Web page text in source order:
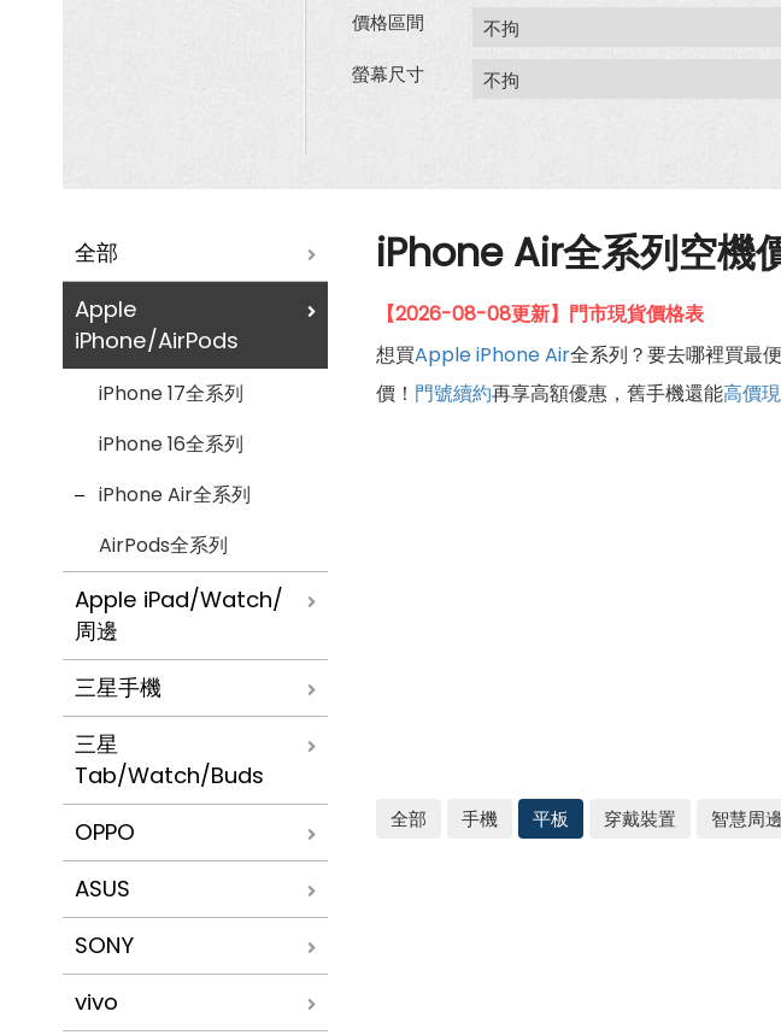
價格區間
螢幕尺寸
全部
Apple
iPhone/AirPods
iPhone 17全系列
iPhone 16全系列
iPhone Air全系列
AirPods全系列
Apple iPad/Watch/
周邊
三星手機
三星
Tab/Watch/Buds
OPPO
ASUS
SONY
vivo
iPhone Air全系列空機
【2026-08-08更新】門市現貨價格表
想買AppleiPhone Air全系列？要去哪裡買最
價！ 門號續約再享高額優惠，舊手機還能高價
全部 手機 平板 穿戴裝置 智慧周邊